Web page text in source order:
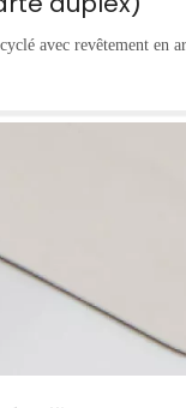
avec revêtement en